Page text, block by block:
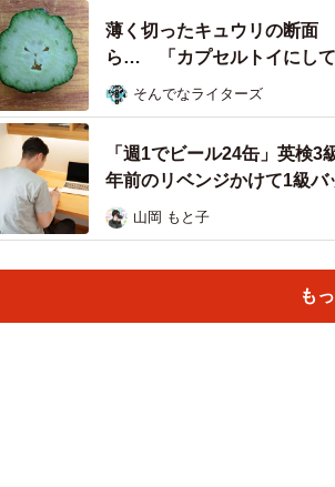
薄く切ったキュウリの断面
ら… 「カプセルトイにして
そんでなライターズ
「週1でビール24缶」英検
年前のリベンジかけて1級バ
山岡 もと子
も